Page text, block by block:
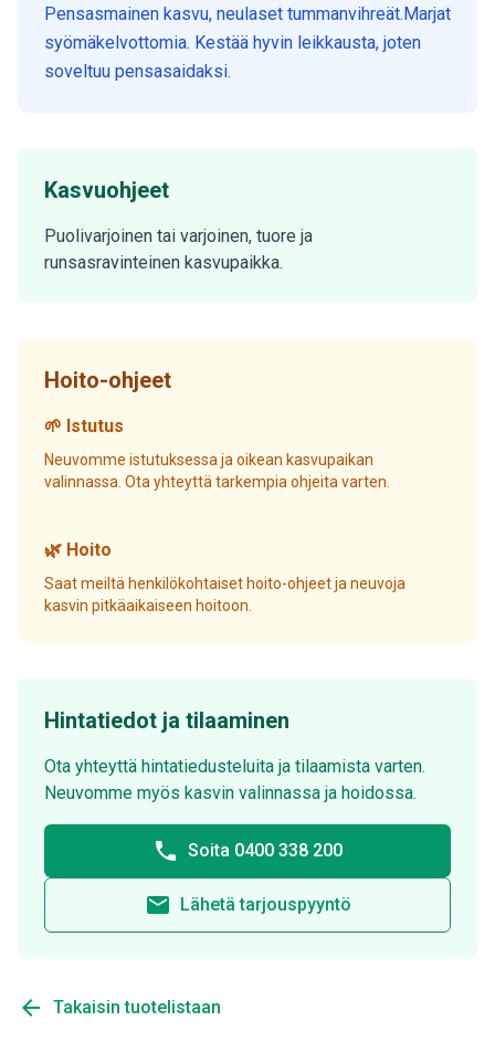
Pensasmainen kasvu, neulaset tummanvihreät.Marjat
syömäkelvottomia. Kestää hyvin leikkausta, joten
soveltuu pensasaidaksi.
Kasvuohjeet
Puolivarjoinen tai varjoinen, tuore ja
runsasravinteinen kasvupaikka.
Hoito-ohjeet
🌱 Istutus
Neuvomme istutuksessa ja oikean kasvupaikan
valinnassa. Ota yhteyttä tarkempia ohjeita varten.
🌿 Hoito
Saat meiltä henkilökohtaiset hoito-ohjeet ja neuvoja
kasvin pitkäaikaiseen hoitoon.
Hintatiedot ja tilaaminen
Ota yhteyttä hintatiedusteluita ja tilaamista varten.
Neuvomme myös kasvin valinnassa ja hoidossa.
phone Soita 0400 338 200
email Lähetä tarjouspyyntö
arrow_back Takaisin tuotelistaan